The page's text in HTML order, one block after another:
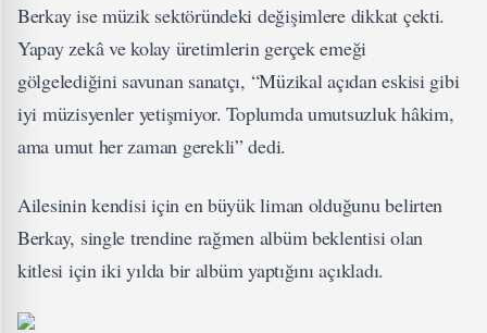
Berkay ise müzik sektöründeki değişimlere dikkat çekti.
Yapay zekâ ve kolay üretimlerin gerçek emeği
gölgelediğini savunan sanatçı, “Müzikal açıdan eskisi gibi
iyi müzisyenler yetişmiyor. Toplumda umutsuzluk hâkim,
ama umut her zaman gerekli” dedi.
Ailesinin kendisi için en büyük liman olduğunu belirten
Berkay, single trendine rağmen albüm beklentisi olan
kitlesi için iki yılda bir albüm yaptığını açıkladı.